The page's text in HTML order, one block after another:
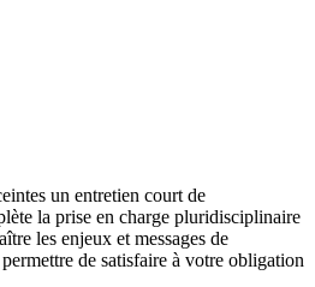
un entretien court de
la prise en charge pluridisciplinaire
les enjeux et messages de
de satisfaire à votre obligation